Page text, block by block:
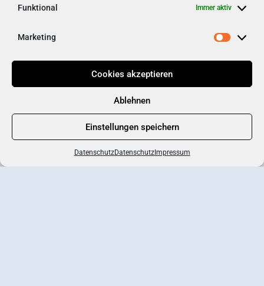
Funktional Immer aktiv
Marketing
Cookies akzeptieren
Ablehnen
Einstellungen speichern
DatenschutzDatenschutzImpressum